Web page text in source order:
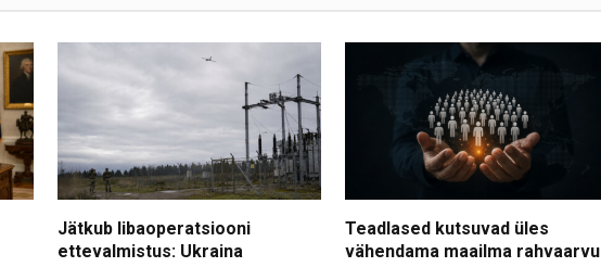
Jätkub libaoperatsiooni
ettevalmistus: Ukraina
Teadlased kutsuvad üles
vähendama maailma rahvaarvu